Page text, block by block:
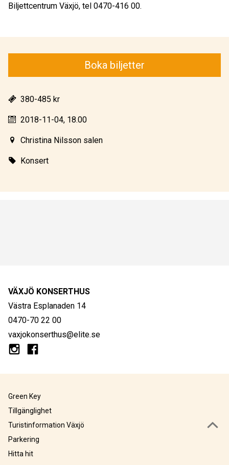
Boka biljetter
380-485 kr
2018-11-04, 18.00
Christina Nilsson salen
Konsert
Biljettcentrum Växjö, tel 0470-416 00.
VÄXJÖ KONSERTHUS
Västra Esplanaden 14
0470-70 22 00
vaxjokonserthus@elite.se
Green Key
Tillgänglighet
Turistinformation Växjö
Parkering
Hitta hit